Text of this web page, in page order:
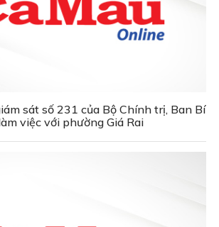
sát số 231 của Bộ Chính trị, Ban Bí
việc với phường Giá Rai